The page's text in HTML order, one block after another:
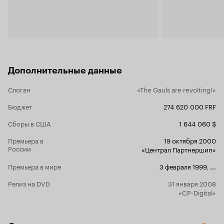
глазах! Причем яркость эта не пустотела. Ведь
комиксом и в тоже время он создает свой,
фильме потрясающих актеров, каждый из
кого еще можно представить в роли
кроме Луи де Фюнеса? Никого! Но так как
великий комик умер, его не менее талантливый
отлично. Дуэт Клавье-Депардье знаком еще с
'Между ангелом и бесом' и эта парочка может
творить чудеса (почти такие же, как Клавье-
Дополнительные данные
Слоган
«The Gauls are revolting!»
Бюджет
274 620 000 FRF
Сборы в США
1 644 060 $
Премьера в
России
19 октября 2000
«Централ Партнершип»
Премьера в мире
3 февраля 1999,
Релиз на DVD
31 января 2008
«CP-Digital»